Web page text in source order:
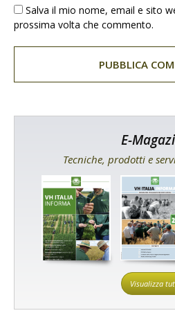
Salva il mio nome, email e sito
prossima volta che commento.
E-
Tecniche, prodotti e
Visualizza